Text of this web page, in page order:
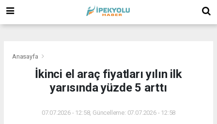
Anasayfa
İkinci el araç fiyatları yılın ilk
yarısında yüzde 5 arttı
07.07.2026 - 12:58, Güncelleme: 07.07.2026 - 12:58